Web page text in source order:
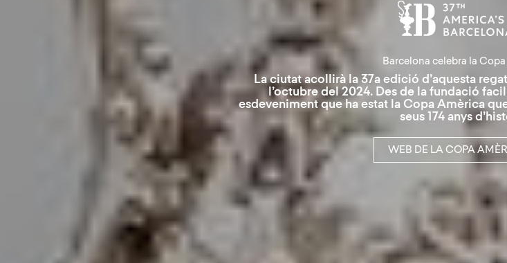
Barcelona celebra la
La ciutat acollirà la 37a edició d’aquesta
l’octubre del 2024. Des de la fundació
esdeveniment que ha estat la Copa Amèrica
seus 174 anys
WEB DE LA COPA